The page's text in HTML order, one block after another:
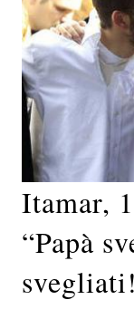
Itamar,
“Papà